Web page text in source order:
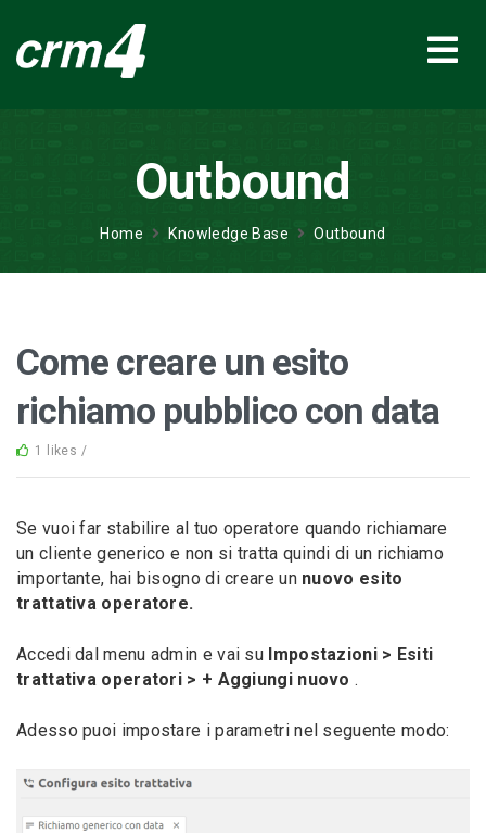
Outbound
Home Knowledge Base Outbound
Come creare un esito
richiamo pubblico con data
1 likes /
Se vuoi far stabilire al tuo operatore quando richiamare
un cliente generico e non si tratta quindi di un richiamo
importante, hai bisogno di creare un nuovo esito
trattativa operatore.
Accedi dal menu admin e vai su Impostazioni > Esiti
trattativa operatori > + Aggiungi nuovo .
Adesso puoi impostare i parametri nel seguente modo: